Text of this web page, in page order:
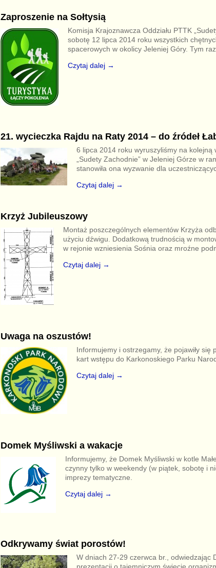
Zaproszenie na Sołtysią
Komisja Krajoznawcza Oddziału PTTK
sobotę 12 lipca 2014 roku wszystkich
spacerowych w okolicy Jeleniej Góry. Tym
Czytaj dalej →
21. wycieczka Rajdu na Raty 2014 – do źródeł
6 lipca 2014 roku wyruszyliśmy na kolejną
„Sudety Zachodnie” w Jeleniej Górze w
stanowiła ona wyzwanie dla
Czytaj dalej →
Krzyż Jubileuszowy
Montaż poszczególnych elementów Krzyża
użyciu dźwigu. Dodatkową trudnością w
w rejonie wzniesienia Sośnia oraz mroźne
Czytaj dalej →
Uwaga na oszustów!
Informujemy i ostrzegamy, że pojawiły się
kart wstępu do Karkonoskiego Parku
Czytaj dalej →
Domek Myśliwski a wakacje
Informujemy, że Domek Myśliwski w kotle
czynny tylko w weekendy (w piątek, sobotę i
imprezy tematyczne.
Czytaj dalej →
Odkrywamy świat porostów!
W dniach 27-29 czerwca br., odwiedzając